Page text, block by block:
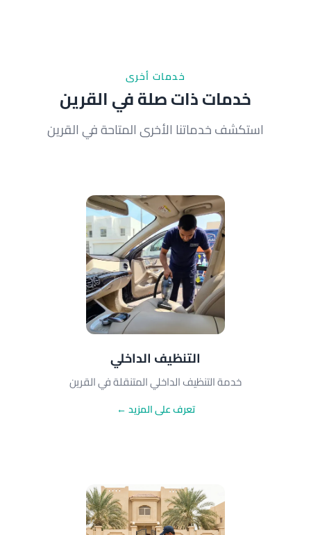
خدمات أخرى
خدمات ذات صلة في القرين
استكشف خدماتنا الأخرى المتاحة في القرين
التنظيف الداخلي
خدمة التنظيف الداخلي المتنقلة في القرين
تعرف على المزيد ←